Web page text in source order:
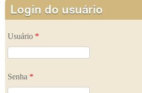
Login do usuário
Usuário *
Senha *